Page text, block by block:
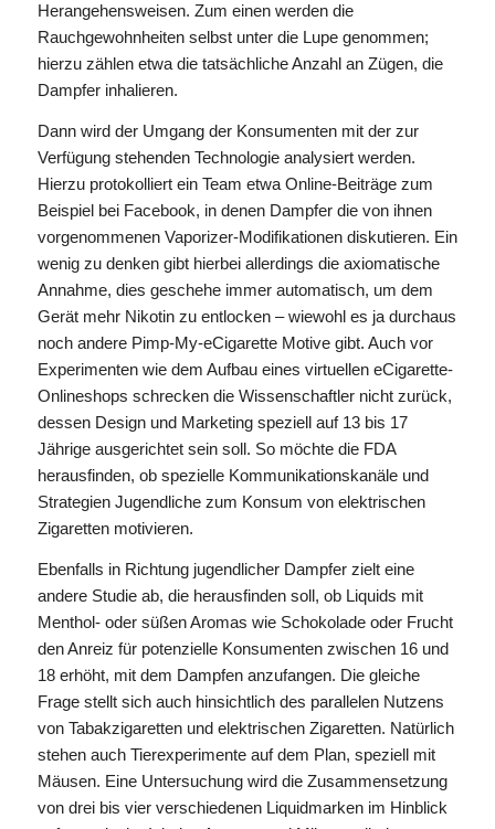
Herangehensweisen. Zum einen werden die
Rauchgewohnheiten selbst unter die Lupe genommen;
hierzu zählen etwa die tatsächliche Anzahl an Zügen, die
Dampfer inhalieren.
Dann wird der Umgang der Konsumenten mit der zur
Verfügung stehenden Technologie analysiert werden.
Hierzu protokolliert ein Team etwa Online-Beiträge zum
Beispiel bei Facebook, in denen Dampfer die von ihnen
vorgenommenen Vaporizer-Modifikationen diskutieren. Ein
wenig zu denken gibt hierbei allerdings die axiomatische
Annahme, dies geschehe immer automatisch, um dem
Gerät mehr Nikotin zu entlocken – wiewohl es ja durchaus
noch andere Pimp-My-eCigarette Motive gibt. Auch vor
Experimenten wie dem Aufbau eines virtuellen eCigarette-
Onlineshops schrecken die Wissenschaftler nicht zurück,
dessen Design und Marketing speziell auf 13 bis 17
Jährige ausgerichtet sein soll. So möchte die FDA
herausfinden, ob spezielle Kommunikationskanäle und
Strategien Jugendliche zum Konsum von elektrischen
Zigaretten motivieren.
Ebenfalls in Richtung jugendlicher Dampfer zielt eine
andere Studie ab, die herausfinden soll, ob Liquids mit
Menthol- oder süßen Aromas wie Schokolade oder Frucht
den Anreiz für potenzielle Konsumenten zwischen 16 und
18 erhöht, mit dem Dampfen anzufangen. Die gleiche
Frage stellt sich auch hinsichtlich des parallelen Nutzens
von Tabakzigaretten und elektrischen Zigaretten. Natürlich
stehen auch Tierexperimente auf dem Plan, speziell mit
Mäusen. Eine Untersuchung wird die Zusammensetzung
von drei bis vier verschiedenen Liquidmarken im Hinblick